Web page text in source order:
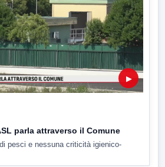
▶
parla attraverso il Comune
pesci e nessuna criticità igienico-